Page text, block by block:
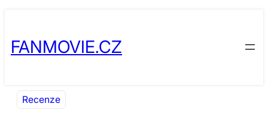
obsah
content
FANMOVIE.CZ
Recenze